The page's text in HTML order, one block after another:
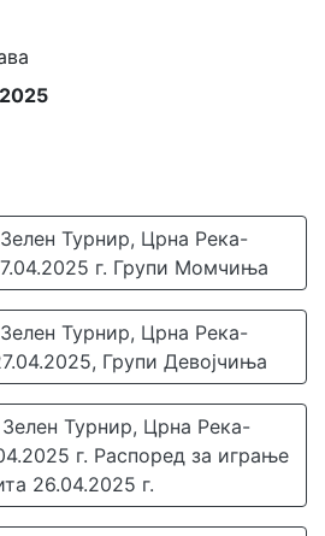
Турнир, Црна Река-
г. Групи Момчиња
Турнир, Црна Река-
Групи Девојчиња
Турнир, Црна Река-
г. Распоред за играње
26.04.2025 г.